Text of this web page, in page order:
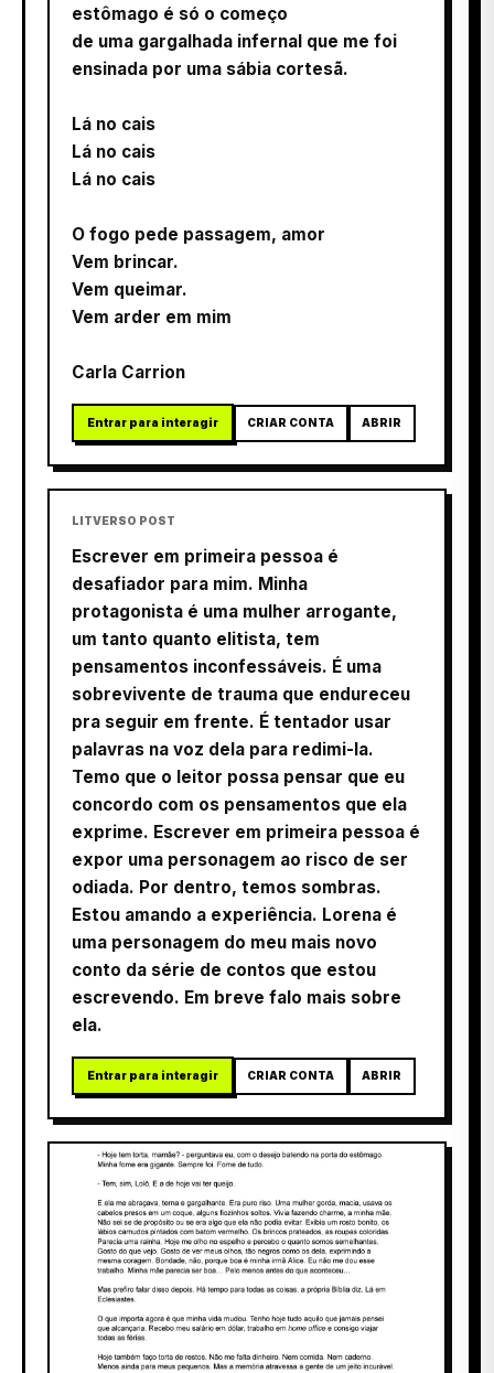
estômago é só o começo
de uma gargalhada infernal que me foi
ensinada por uma sábia cortesã.
Lá no cais
Lá no cais
Lá no cais
O fogo pede passagem, amor
Vem brincar.
Vem queimar.
Vem arder em mim
Carla Carrion
Entrar para interagir CRIAR CONTA ABRIR
LITVERSO POST
Escrever em primeira pessoa é
desafiador para mim. Minha
protagonista é uma mulher arrogante,
um tanto quanto elitista, tem
pensamentos inconfessáveis. É uma
sobrevivente de trauma que endureceu
pra seguir em frente. É tentador usar
palavras na voz dela para redimi-la.
Temo que o leitor possa pensar que eu
concordo com os pensamentos que ela
exprime. Escrever em primeira pessoa é
expor uma personagem ao risco de ser
odiada. Por dentro, temos sombras.
Estou amando a experiência. Lorena é
uma personagem do meu mais novo
conto da série de contos que estou
escrevendo. Em breve falo mais sobre
ela.
Entrar para interagir CRIAR CONTA ABRIR